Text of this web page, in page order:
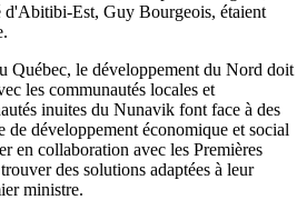
d'Abitibi-Est, Guy Bourgeois, étaient
Québec, le développement du Nord doit
les communautés locales et
inuites du Nunavik font face à des
de développement économique et social
en collaboration avec les Premières
des solutions adaptées à leur
ministre.